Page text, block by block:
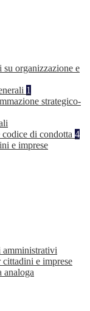
organizzazione e
1
strategico-
di condotta 4
e imprese
amministrativi
e imprese
analoga